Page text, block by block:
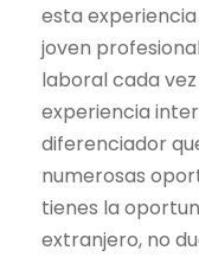
esta
joven
laboral cada
experiencia
diferenciador
numerosas
tienes la
extranjero, no